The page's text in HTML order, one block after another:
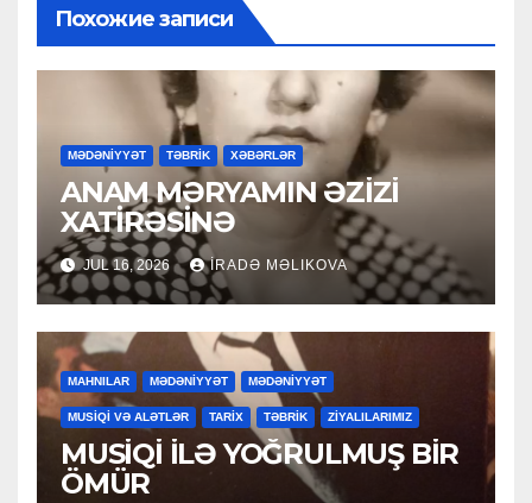
Похожие записи
MƏDƏNİYYƏT TƏBRİK XƏBƏRLƏR
ANAM MƏRYAMIN ƏZİZİ
XATİRƏSİNƏ
JUL 16, 2026 İRADƏ MƏLIKOVA
MAHNILAR MƏDƏNİYYƏT MƏDƏNİYYƏT
MUSİQİ VƏ ALƏTLƏR TARİX TƏBRİK ZİYALILARIMIZ
MUSİQİ İLƏ YOĞRULMUŞ BİR
ÖMÜR